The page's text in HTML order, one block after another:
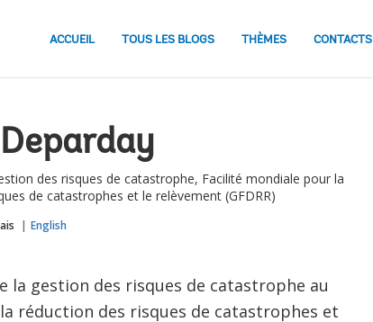
ACCUEIL TOUS LES BLOGS THÈMES CONTACTS
des risques de catastrophe, Facilité mondiale pour la
de catastrophes et le relèvement (GFDRR)
English
la gestion des risques de catastrophe au
réduction des risques de catastrophes et